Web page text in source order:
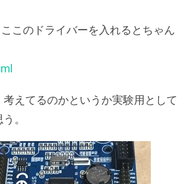
このドライバーを入れるとちゃん
えてるのかというか実験用として
。